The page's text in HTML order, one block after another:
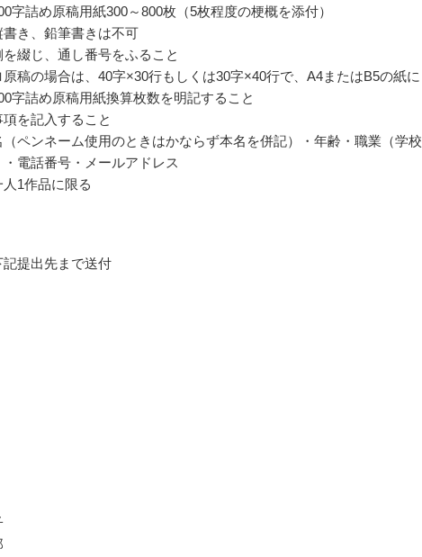
字詰め原稿用紙300～800枚（5枚程度の梗概を添付）
き、鉛筆書きは不可
綴じ、通し番号をふること
稿の場合は、40字×30行もしくは30字×40行で、A4またはB5の紙に
字詰め原稿用紙換算枚数を明記すること
を記入すること
ペンネーム使用のときはかならず本名を併記）・年齢・職業（学校
電話番号・メールアドレス
1作品に限る
提出先まで送付